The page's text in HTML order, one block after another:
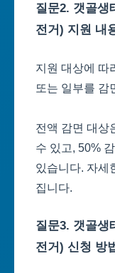
질문2. 갯골생
전거) 지원 내
지원 대상에 따
또는 일부를 감
전액 감면 대상
수 있고, 50%
있습니다. 자세
집니다.
질문3. 갯골생
전거) 신청 방